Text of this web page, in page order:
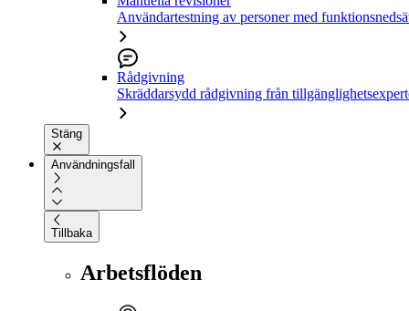
Användartestning av personer med
Rådgivning
Skräddarsydd rådgivning från
Stäng
Användningsfall
Tillbaka
Arbetsflöden